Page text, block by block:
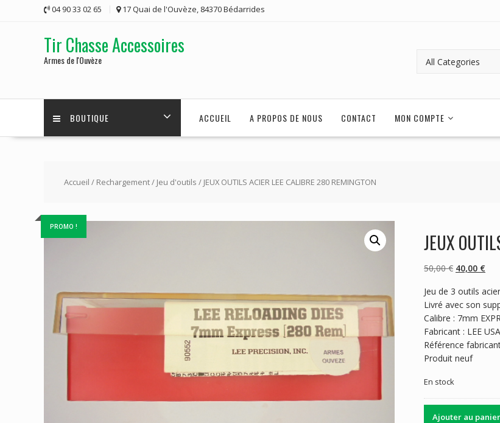
04 90 33 02 65 17 Quai de l'Ouvèze, 84370 Bédarrides
Tir Chasse Accessoires
Armes de l'Ouvèze
BOUTIQUE ACCUEIL A PROPOS DE NOUS CONTACT MON COMPTE
Accueil / Rechargement/ Jeu d'outils / JEUX OUTILS ACIER LEE CALIBRE 280 REMINGTON
PROMO !
JEUX
50,00€ Le
initial
était :
50,00 €.
40,00 €Le
est
Jeu de 3 outils acier
Livré avec son
Calibre : 7mm
Fabricant : LEE USA
Référence
Produit neuf
En stock
Ajouter au panier